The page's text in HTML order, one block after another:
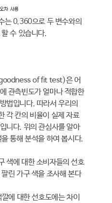
는 0.360으로 두 변수와의
수 있습니다.
of fit test)은 어
관측빈도가 얼마나 적합한
법입니다. 따라서 우리의
각 칸의 비율이 실제 자료
니다. 위의 관심사를 알아
통해 분석을 하여 봅시다.
색에 대한 소비자들의 선호
린 가구 색을 조사해 본다
에 대한 선호도에는 차이